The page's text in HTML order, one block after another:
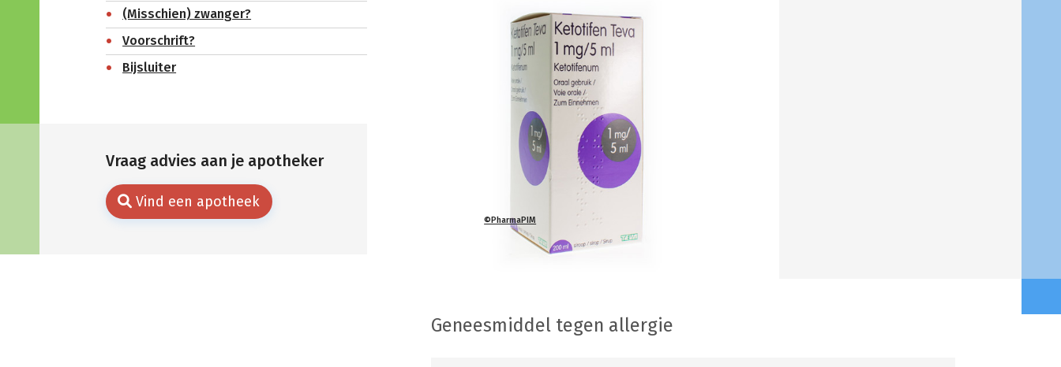
Vraag advies aan je apotheker
Vind een apotheek
(Misschien) zwanger?
Voorschrift?
Bijsluiter
©PharmaPIM
Geneesmiddel tegen allergie